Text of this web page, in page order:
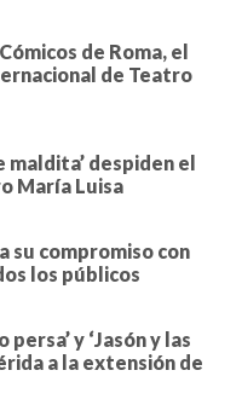
de Roma, el
de Teatro
maldita’ despiden el
María Luisa
su compromiso con
los públicos
persa’ y ‘Jasón y las
a la extensión de